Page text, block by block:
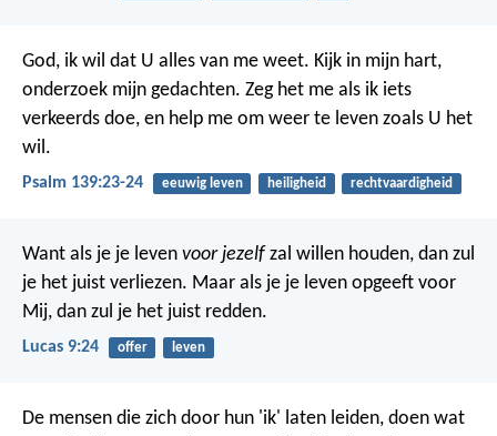
God, ik wil dat U alles van me weet. Kijk in mijn hart,
onderzoek mijn gedachten. Zeg het me als ik iets
verkeerds doe, en help me om weer te leven zoals U het
wil.
Psalm 139:23-24 eeuwig leven heiligheid rechtvaardigheid
Want als je je leven voor jezelf zal willen houden, dan zul
je het juist verliezen. Maar als je je leven opgeeft voor
Mij, dan zul je het juist redden.
Lucas 9:24 offer leven
De mensen die zich door hun 'ik' laten leiden, doen wat